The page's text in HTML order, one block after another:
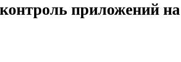
приложений